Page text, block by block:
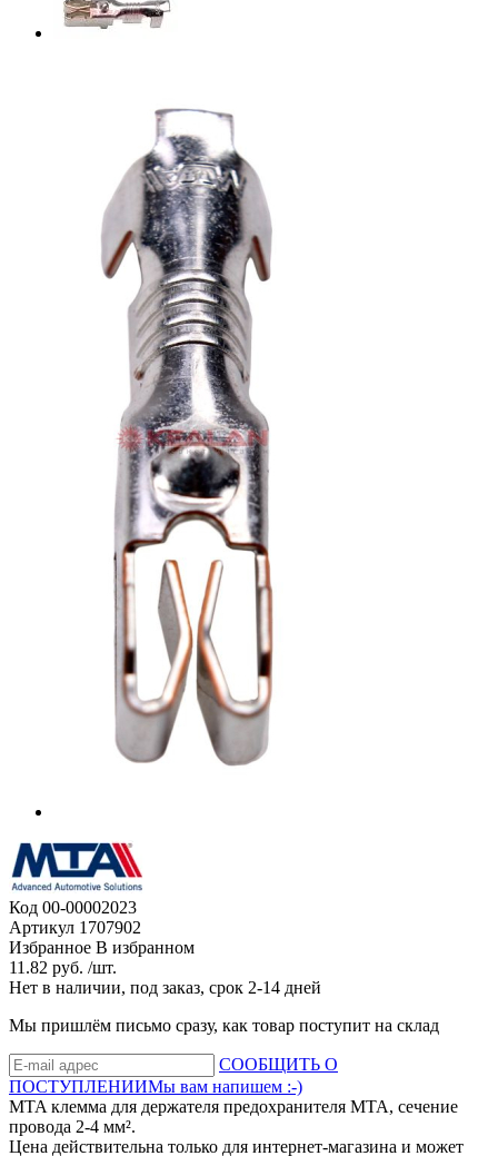
Код 00-00002023
Артикул 1707902
Избранное В избранном
11.82 руб. /шт.
Нет в наличии, под заказ, срок 2-14 дней
Мы пришлём письмо сразу, как товар поступит на склад
СООБЩИТЬ О
ПОСТУПЛЕНИИМы вам напишем :-)
MTA клемма для держателя предохранителя MTA, сечение
провода 2-4 мм².
Цена действительна только для интернет-магазина и может